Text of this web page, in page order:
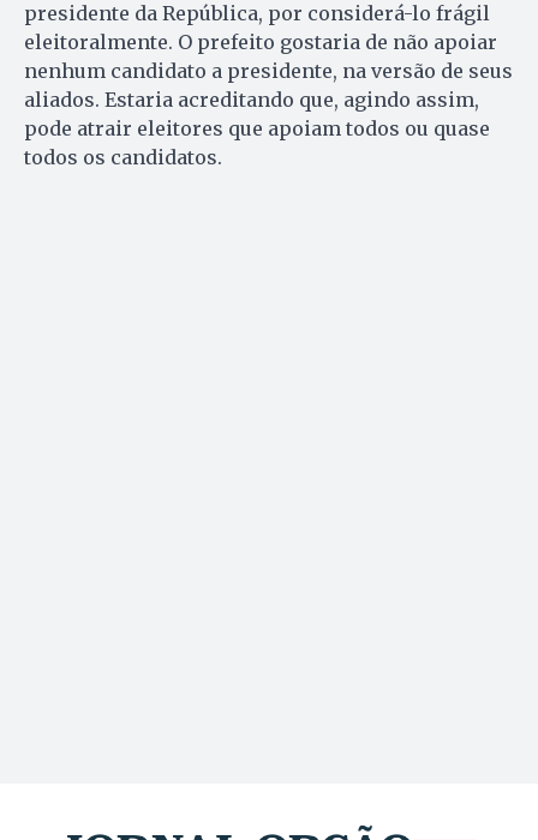
presidente da República, por considerá-lo frágil
eleitoralmente. O prefeito gostaria de não apoiar
nenhum candidato a presidente, na versão de seus
aliados. Estaria acreditando que, agindo assim,
pode atrair eleitores que apoiam todos ou quase
todos os candidatos.